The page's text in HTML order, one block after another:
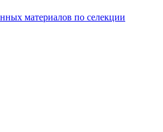
материалов по селекции